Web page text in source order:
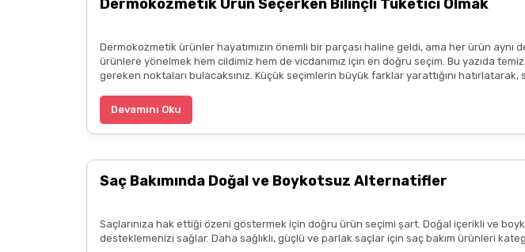
N... Ş... | 13/08/2025
İlk alışverişimdi,çok memnun kaldım. Kargom hızlı geldi,özenli paketlenmişti.
Fiyatları piyasadan araştıranlar farkedecektir benim aldıklarım burada daha
k... ö... | 20/05/2025
3.alışverişim çok memnunum boykot hassasiyeti ilk tercih sebebimdi iletişim ve
ürün hakkında detaylı bilgiler hızlı kargo bütün işleyiş çok güzel
gözlemlenmesi önerilir. Ciltte hassasiyet oluşması durumunda ürün kullanımını
reklam ve bilgilendirme amacıyla, ilgili yönetmeliklere uygun şekilde
Dermokozmetik Ürün Seçerken Bilinçli Tüketici Olmak
Dermokozmetik ürünler hayatımızın önemli bir parçası haline geldi, ama her ürün
ürünlere yönelmek hem cildimiz hem de vicdanımız için en doğru seçim. Bu yazıda
gereken noktaları bulacaksınız. Küçük seçimlerin büyük farklar yarattığını
Devamını Oku
Saç Bakımında Doğal ve Boykotsuz Alternatifler
Saçlarınıza hak ettiği özeni göstermek için doğru ürün seçimi şart. Doğal içerikli ve
desteklemenizi sağlar. Daha sağlıklı, güçlü ve parlak saçlar için saç bakım ürünleri